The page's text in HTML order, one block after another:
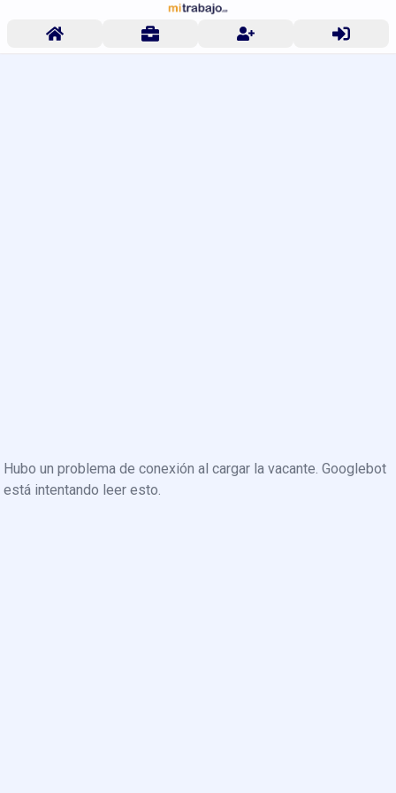
Hubo un problema de conexión al cargar la vacante. Googlebot
está intentando leer esto.